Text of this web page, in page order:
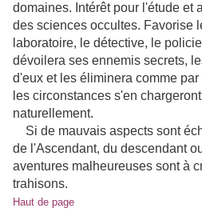
domaines. Intérêt pour l'étude et
des sciences occultes. Favorise
laboratoire, le détective, le
dévoilera ses ennemis secrets,
d'eux et les éliminera comme
les circonstances s'en
naturellement.
Si de mauvais aspects sont
de l'Ascendant, du descendant
aventures malheureuses sont à
trahisons.
Haut de page